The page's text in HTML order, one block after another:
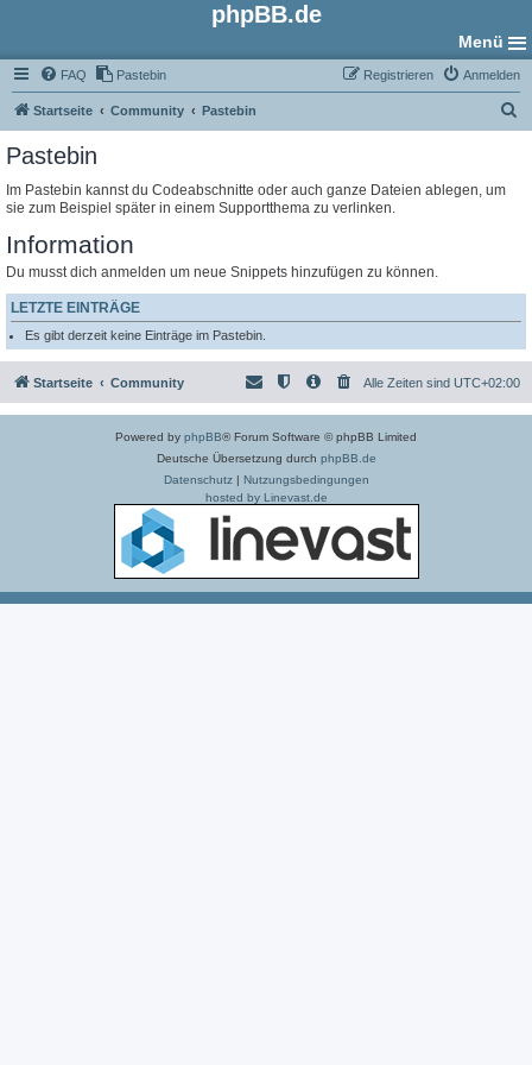
phpBB.de
Menü
FAQ Pastebin Anmelden
Registrieren
Startseite Community Pastebin
Pastebin
Im Pastebin kannst du Codeabschnitte oder auch ganze Dateien ablegen, um
sie zum Beispiel später in einem Supportthema zu verlinken.
Information
Du musst dich anmelden um neue Snippets hinzufügen zu können.
LETZTE EINTRÄGE
Es gibt derzeit keine Einträge im Pastebin.
Startseite Community Alle Zeiten sind UTC+02:00
Powered by phpBB® Forum Software © phpBB Limited
Deutsche Übersetzung durch phpBB.de
Datenschutz|
Nutzungsbedingungen
hosted by Linevast.de